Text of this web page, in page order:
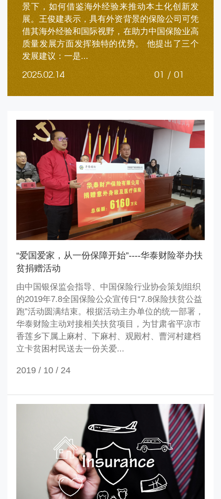
景下，如何借鉴海外经验来推动本土化创新发
展。王俊建表示，具有外资背景的保险公司可凭
借其海外经验和国际视野，在助力中国保险业高
质量发展方面发挥独特的优势。 他提出了三个
发展建议：一是...
2025.02.14 01 / 01
“爱国爱家，从一份保障开始”----华泰财险举办扶
贫捐赠活动
由中国银保监会指导、中国保险行业协会策划组织
的2019年7.8全国保险公众宣传日“7.8保险扶贫公益
跑”活动圆满结束。根据活动主办单位的统一部署，
华泰财险主动对接相关扶贫项目，为甘肃省平凉市
香莲乡下属上麻村、下麻村、观殿村、曹河村建档
立卡贫困村民送去一份关爱...
2019 / 10 / 24